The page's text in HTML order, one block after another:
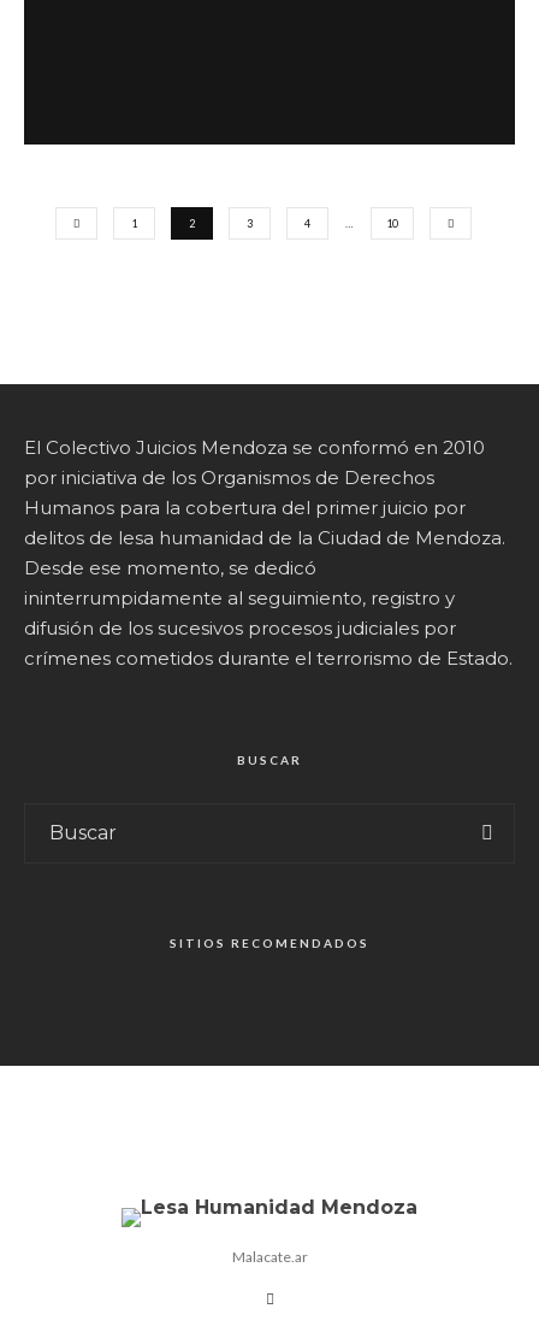
1 2 3 4 10
El Colectivo Juicios Mendoza se conformó en 2010
por iniciativa de los Organismos de Derechos
Humanos para la cobertura del primer juicio por
delitos de lesa humanidad de la Ciudad de Mendoza.
Desde ese momento, se dedicó
ininterrumpidamente al seguimiento, registro y
difusión de los sucesivos procesos judiciales por
crímenes cometidos durante el terrorismo de Estado.
BUSCAR
SITIOS RECOMENDADOS
Malacate.ar